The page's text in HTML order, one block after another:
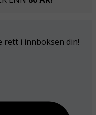
rett i innboksen din!